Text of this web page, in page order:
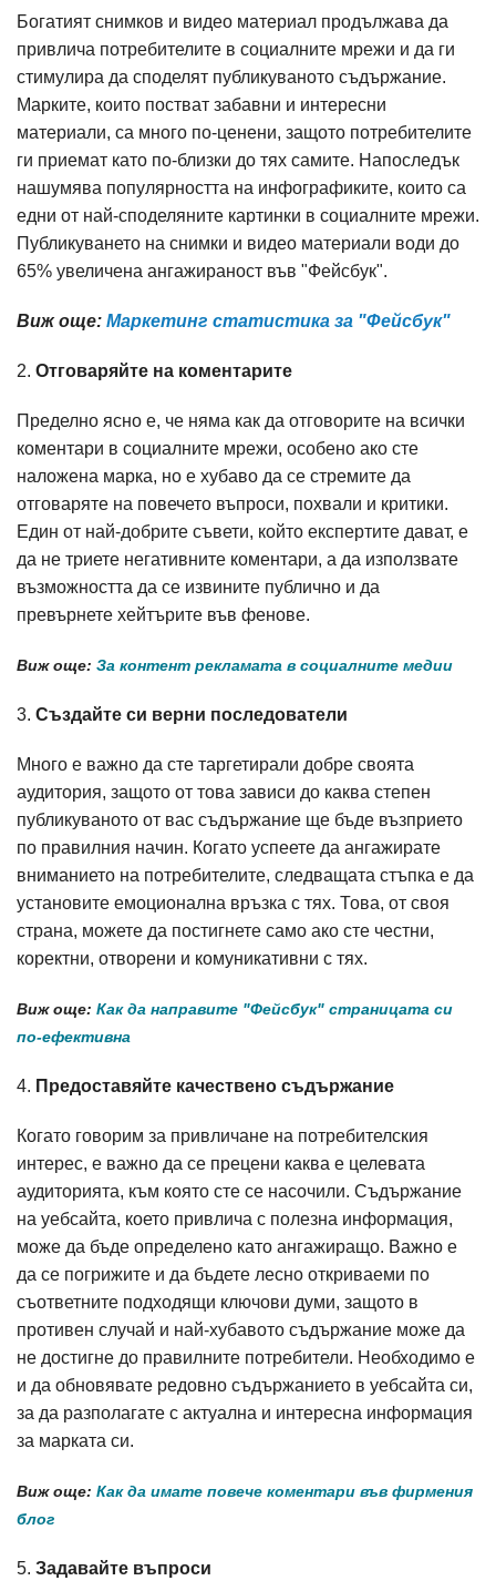
Богатият снимков и видео материал продължава да
привлича потребителите в социалните мрежи и да ги
стимулира да споделят публикуваното съдържание.
Марките, които постват забавни и интересни
материали, са много по-ценени, защото потребителите
ги приемат като по-близки до тях самите. Напоследък
нашумява популярността на инфографиките, които са
едни от най-споделяните картинки в социалните мрежи.
Публикуването на снимки и видео материали води до
65% увеличена ангажираност във "Фейсбук".
Виж още: Маркетинг статистика за "Фейсбук"
2. Отговаряйте на коментарите
Пределно ясно е, че няма как да отговорите на всички
коментари в социалните мрежи, особено ако сте
наложена марка, но е хубаво да се стремите да
отговаряте на повечето въпроси, похвали и критики.
Един от най-добрите съвети, който експертите дават, е
да не триете негативните коментари, а да използвате
възможността да се извините публично и да
превърнете хейтърите във фенове.
Виж още: За контент рекламата в социалните медии
3. Създайте си верни последователи
Много е важно да сте таргетирали добре своята
аудитория, защото от това зависи до каква степен
публикуваното от вас съдържание ще бъде възприето
по правилния начин. Когато успеете да ангажирате
вниманието на потребителите, следващата стъпка е да
установите емоционална връзка с тях. Това, от своя
страна, можете да постигнете само ако сте честни,
коректни, отворени и комуникативни с тях.
Виж още: Как да направите "Фейсбук" страницата си
по-ефективна
4. Предоставяйте качествено съдържание
Когато говорим за привличане на потребителския
интерес, е важно да се прецени каква е целевата
аудиторията, към която сте се насочили. Съдържание
на уебсайта, което привлича с полезна информация,
може да бъде определено като ангажиращо. Важно е
да се погрижите и да бъдете лесно откриваеми по
съответните подходящи ключови думи, защото в
противен случай и най-хубавото съдържание може да
не достигне до правилните потребители. Необходимо е
и да обновявате редовно съдържанието в уебсайта си,
за да разполагате с актуална и интересна информация
за марката си.
Виж още: Как да имате повече коментари във фирмения
блог
5. Задавайте въпроси